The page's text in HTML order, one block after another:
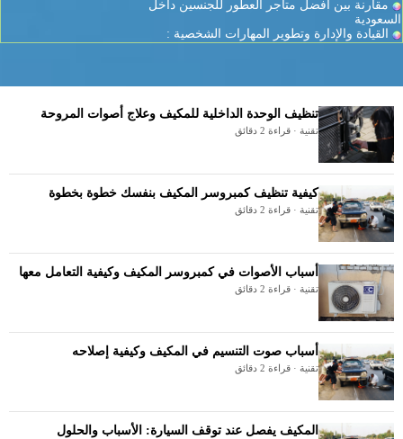
مقارنة بين أفضل متاجر العطور للجنسين داخل
السعودية
القيادة والإدارة وتطوير المهارات الشخصية :
تنظيف الوحدة الداخلية للمكيف وعلاج أصوات المروحة
تقنية · قراءة 2 دقائق
كيفية تنظيف كمبروسر المكيف بنفسك خطوة بخطوة
تقنية · قراءة 2 دقائق
أسباب الأصوات في كمبروسر المكيف وكيفية التعامل معها
تقنية · قراءة 2 دقائق
أسباب صوت التنسيم في المكيف وكيفية إصلاحه
تقنية · قراءة 2 دقائق
المكيف يفصل عند توقف السيارة: الأسباب والحلول